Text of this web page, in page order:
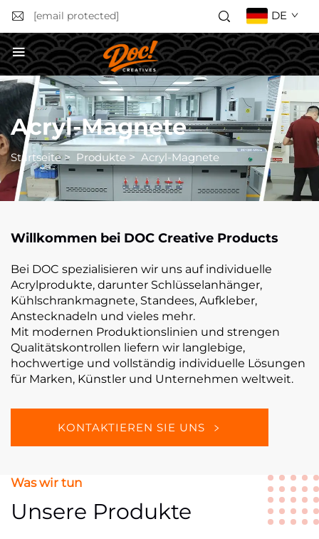
[email protected] DE
Angebot anfordern
Acryl-Magnete
Startseite> Produkte > Acryl-Magnete
Willkommen bei DOC Creative Products
Bei DOC spezialisieren wir uns auf individuelle
Acrylprodukte, darunter Schlüsselanhänger,
Kühlschrankmagnete, Standees, Aufkleber,
Anstecknadeln und vieles mehr.
Mit modernen Produktionslinien und strengen
Qualitätskontrollen liefern wir langlebige,
hochwertige und vollständig individuelle Lösungen
für Marken, Künstler und Unternehmen weltweit.
KONTAKTIEREN SIE UNS
Was wir tun
Unsere Produkte